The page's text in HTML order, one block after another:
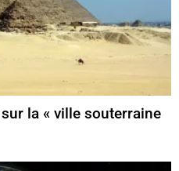
la « ville souterraine